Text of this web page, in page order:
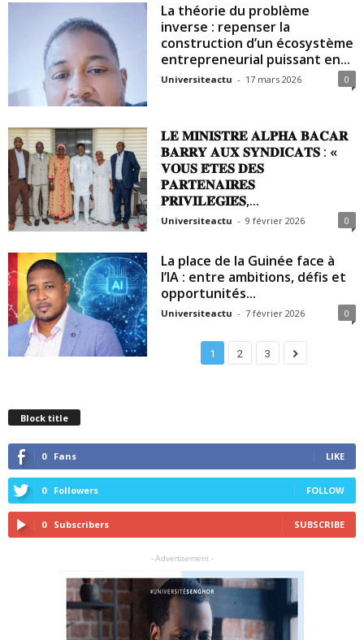
La théorie du problème
inverse : repenser la
construction d’un écosystème
entrepreneurial puissant en...
Universiteactu - 17 mars 2026 0
𝐋𝐄 𝐌𝐈𝐍𝐈𝐒𝐓𝐑𝐄 𝐀𝐋𝐏𝐇𝐀 𝐁𝐀𝐂𝐀𝐑
𝐁𝐀𝐑𝐑𝐘 𝐀𝐔𝐗 𝐒𝐘𝐍𝐃𝐈𝐂𝐀𝐓𝐒 : «
𝐕𝐎𝐔𝐒 𝐄̂𝐓𝐄𝐒 𝐃𝐄𝐒
𝐏𝐀𝐑𝐓𝐄𝐍𝐀𝐈𝐑𝐄𝐒
𝐏𝐑𝐈𝐕𝐈𝐋𝐄́𝐆𝐈𝐄́𝐒,...
Universiteactu - 9 février 2026 0
La place de la Guinée face à
l’IA : entre ambitions, défis et
opportunités...
Universiteactu - 7 février 2026 0
1 2 3
Block title
0 Fans LIKE
0 Followers FOLLOW
0 Subscribers SUBSCRIBE
- Advertisement -